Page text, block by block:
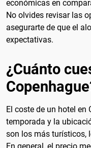
económicas en
No olvides revisar las
asegurarte de que el
expectativas.
¿Cuánto
El coste de un hotel en
temporada y la
son los más turísticos,